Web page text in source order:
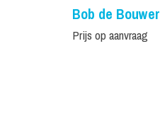
Bob de Bouwer
Prijs op aanvraag